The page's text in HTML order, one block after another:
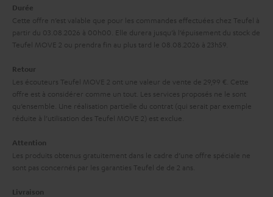
d
i
i
o
n
g
a
a
n
t
e
Durée
Cette offre n’est valable que pour les commandes effectuées chez Teufel à
partir du 03.08.2026 à 00h00. Elle durera jusqu’à l’épuisement du stock de
Teufel MOVE 2 ou prendra fin au plus tard le 08.08.2026 à 23h59.
Retour
Les écouteurs Teufel MOVE 2 ont une valeur de vente de 29,99 €. Cette
offre est à considérer comme un tout. Les services proposés ne le sont
qu’ensemble. Une réalisation partielle du contrat (qui serait par exemple
réduite à l’utilisation des Teufel MOVE 2) est exclue.
Attention
Les produits obtenus gratuitement dans le cadre d’une offre spéciale ne
sont pas concernés par les garanties Teufel de de 2 ans.
Livraison